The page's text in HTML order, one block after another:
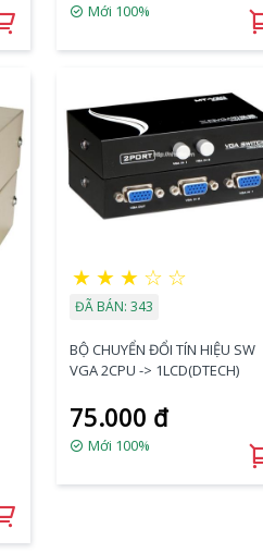
Mới 100%
★ ★ ★ ☆ ☆
ĐÃ BÁN: 343
BỘ CHUYỂN ĐỔI TÍN HIỆU SW
VGA 2CPU -> 1LCD(DTECH)
75.000 đ
Mới 100%